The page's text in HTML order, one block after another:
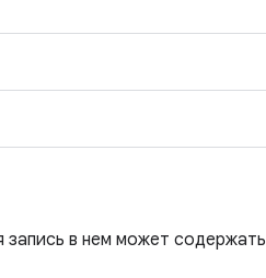
запись в нем может содержать